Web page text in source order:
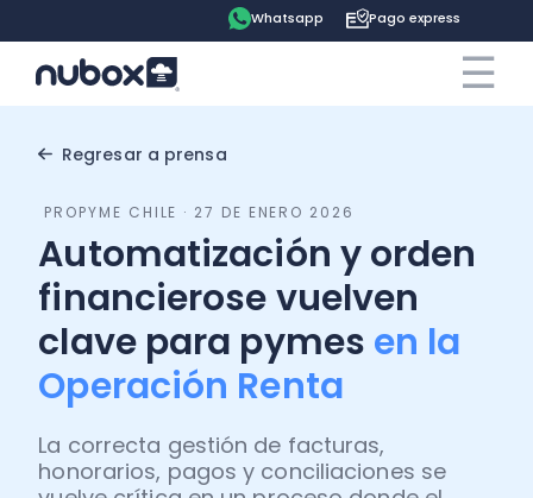
Whatsapp Pago express
☰
×
Cotiza ahora Contrata online
Ingreso clientes
Tu espacio
Pago express
Ayuda
Blog
Software
Soluciones
Contadores
Precios
Regresar a prensa
PROPYME CHILE · 27 DE ENERO 2026
Automatización y orden
financierose vuelven
clave para pymes en la
Operación Renta
La correcta gestión de facturas,
honorarios, pagos y conciliaciones se